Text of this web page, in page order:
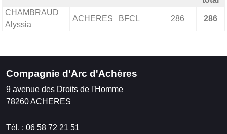
CHAMBRAUD
Alyssia
ACHERES BFCL 286 286
Compagnie d'Arc d'Achères
9 avenue des Droits de l'Homme
78260ACHERES
Tél. : 06 58 72 21 51